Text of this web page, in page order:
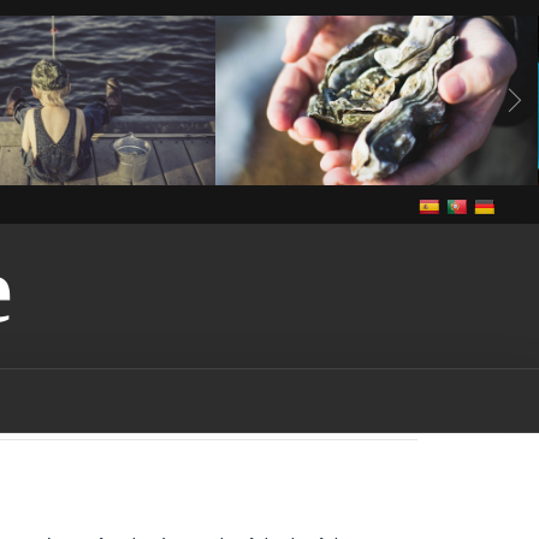
Vivre anguilles
grande congère
grande congère-
vendee bass
brème brème-
brochet-vendee
vendee
écrevisses
gardon
marais marais-
france
la vendee
dans les rivières-
on pêcher dans le
Notre cuisine Vivre
In The Vendee